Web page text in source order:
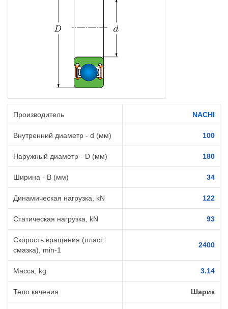
Производитель NACHI
Внутренний диаметр - d (мм) 100
Наружный диаметр - D (мм) 180
Ширина - B (мм) 34
Динамическая нагрузка, kN 122
Статическая нагрузка, kN 93
Скорость вращения (пласт.
смазка), min-1
2400
Масса, kg 3.14
Тело качения Шарик